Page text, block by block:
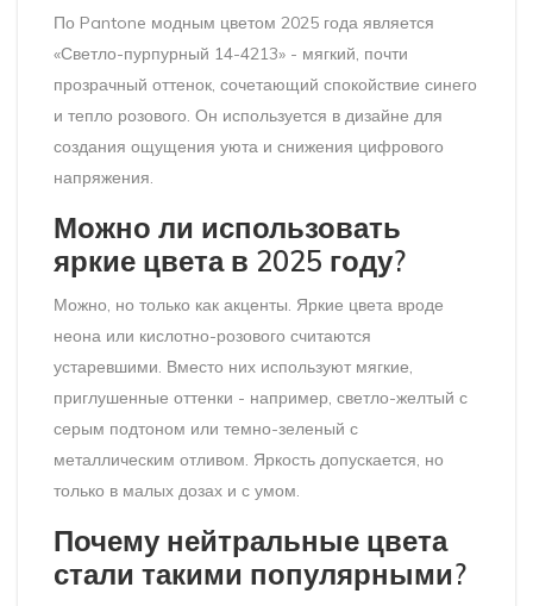
По Pantone модным цветом 2025 года является
«Светло-пурпурный 14-4213» - мягкий, почти
прозрачный оттенок, сочетающий спокойствие синего
и тепло розового. Он используется в дизайне для
создания ощущения уюта и снижения цифрового
напряжения.
Можно ли использовать
яркие цвета в 2025 году?
Можно, но только как акценты. Яркие цвета вроде
неона или кислотно-розового считаются
устаревшими. Вместо них используют мягкие,
приглушенные оттенки - например, светло-желтый с
серым подтоном или темно-зеленый с
металлическим отливом. Яркость допускается, но
только в малых дозах и с умом.
Почему нейтральные цвета
стали такими популярными?